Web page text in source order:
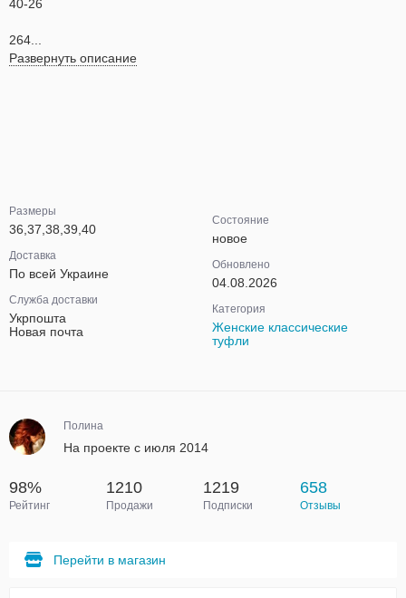
40-26
264...
Развернуть описание
Размеры
36,37,38,39,40
Доставка
По всей Украине
Служба доставки
Укрпошта
Новая почта
Состояние
новое
Обновлено
04.08.2026
Категория
Женские классические
туфли
Полина
На проекте с июля 2014
98%
Рейтинг
1210
Продажи
1219
Подписки
658
Отзывы
Перейти в магазин